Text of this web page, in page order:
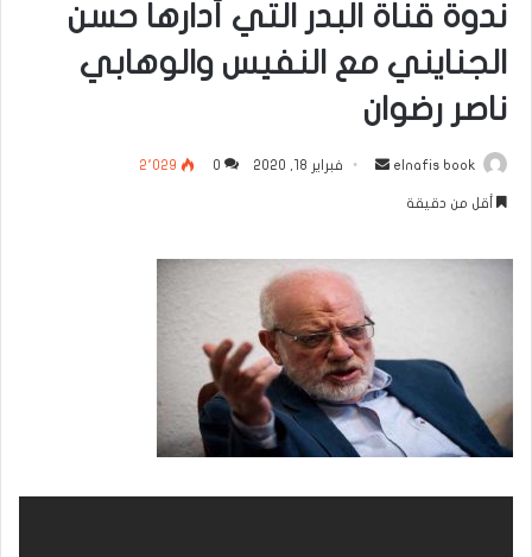
ندوة قناة البدر التي أدارها حسن
الجنايني مع النفيس والوهابي
ناصر رضوان
elnafis book
أرسل
فبراير 18, 2020 0 2٬029
أقل من دقيقة